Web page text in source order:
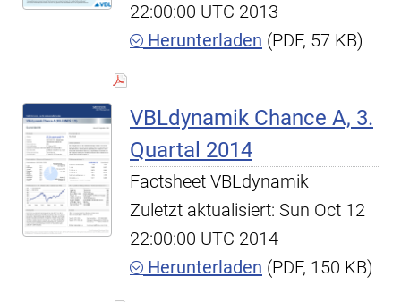
22:00:00 UTC 2013
Herunterladen (PDF, 57 KB)
VBLdynamik Chance A, 3.
Quartal 2014
Factsheet VBLdynamik
Zuletzt aktualisiert: Sun Oct 12
22:00:00 UTC 2014
Herunterladen (PDF, 150 KB)